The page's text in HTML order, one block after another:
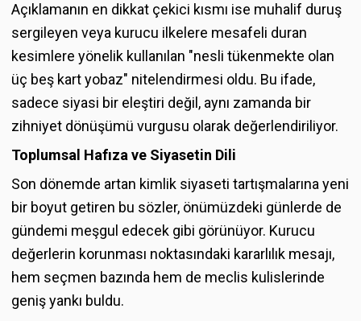
Açıklamanın en dikkat çekici kısmı ise muhalif duruş
sergileyen veya kurucu ilkelere mesafeli duran
kesimlere yönelik kullanılan "nesli tükenmekte olan
üç beş kart yobaz" nitelendirmesi oldu. Bu ifade,
sadece siyasi bir eleştiri değil, aynı zamanda bir
zihniyet dönüşümü vurgusu olarak değerlendiriliyor.
Toplumsal Hafıza ve Siyasetin Dili
Son dönemde artan kimlik siyaseti tartışmalarına yeni
bir boyut getiren bu sözler, önümüzdeki günlerde de
gündemi meşgul edecek gibi görünüyor. Kurucu
değerlerin korunması noktasındaki kararlılık mesajı,
hem seçmen bazında hem de meclis kulislerinde
geniş yankı buldu.